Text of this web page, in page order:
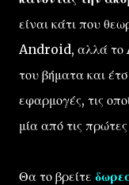
είναι κάτι που
Android, αλλά το
του βήματα και
εφαρμογές, τις
μία από τις
Θα το βρείτε